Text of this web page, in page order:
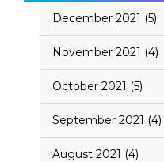
December 2021 (5)
November 2021 (4)
October 2021 (5)
September 2021 (4)
August 2021 (4)